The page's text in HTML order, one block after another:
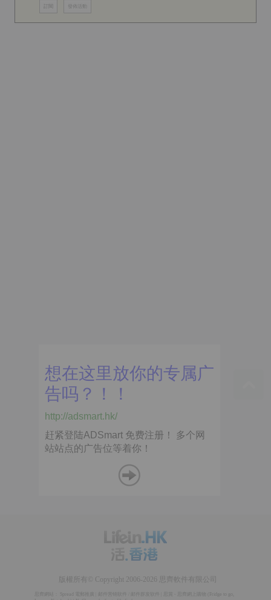
版權所有© Copyright 2006-2026 思齊軟件有限公司
Spread 電郵推廣